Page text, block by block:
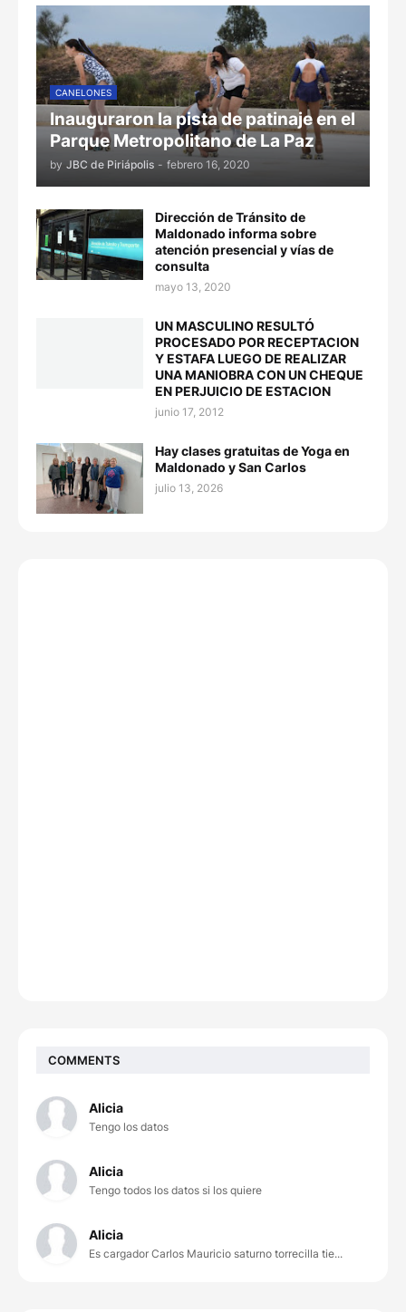
CANELONES
Inauguraron la pista de patinaje en el
Parque Metropolitano de La Paz
by JBC de Piriápolis - febrero 16, 2020
Dirección de Tránsito de
Maldonado informa sobre
atención presencial y vías de
consulta
mayo 13, 2020
UN MASCULINO RESULTÓ
PROCESADO POR RECEPTACION
Y ESTAFA LUEGO DE REALIZAR
UNA MANIOBRA CON UN CHEQUE
EN PERJUICIO DE ESTACION
junio 17, 2012
Hay clases gratuitas de Yoga en
Maldonado y San Carlos
julio 13, 2026
COMMENTS
Alicia
Tengo los datos
Alicia
Tengo todos los datos si los quiere
Alicia
Es cargador Carlos Mauricio saturno torrecilla tie...